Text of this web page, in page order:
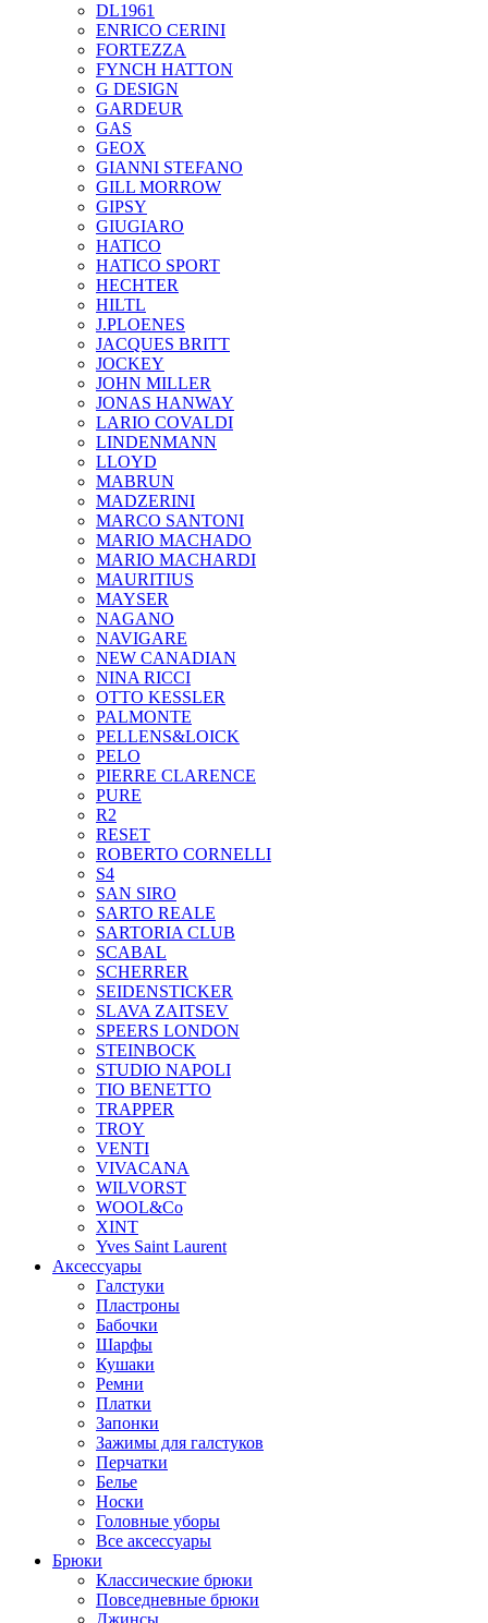
DL1961
ENRICO CERINI
FORTEZZA
FYNCH HATTON
G DESIGN
GARDEUR
GAS
GEOX
GIANNI STEFANO
GILL MORROW
GIPSY
GIUGIARO
HATICO
HATICO SPORT
HECHTER
HILTL
J.PLOENES
JAСQUES BRITT
JOCKEY
JOHN MILLER
JONAS HANWAY
LARIO COVALDI
LINDENMANN
LLOYD
MABRUN
MADZERINI
MARCO SANTONI
MARIO MACHADO
MARIO MACHARDI
MAURITIUS
MAYSER
NAGANO
NAVIGARE
NEW CANADIAN
NINA RICCI
OTTO KESSLER
PALMONTE
PELLENS&LOICK
PELO
PIERRE CLARENCE
PURE
R2
RESET
ROBERTO CORNELLI
S4
SAN SIRO
SARTO REALE
SARTORIA CLUB
SCABAL
SCHERRER
SEIDENSTICKER
SLAVA ZAITSEV
SPEERS LONDON
STEINBOCK
STUDIO NAPOLI
TIO BENETTO
TRAPPER
TROY
VENTI
VIVACANA
WILVORST
WOOL&Co
XINT
Yves Saint Laurent
Аксессуары
Галстуки
Пластроны
Бабочки
Шарфы
Кушаки
Ремни
Платки
Запонки
Зажимы для галстуков
Перчатки
Белье
Носки
Головные уборы
Все аксессуары
Брюки
Классические брюки
Повседневные брюки
Джинсы